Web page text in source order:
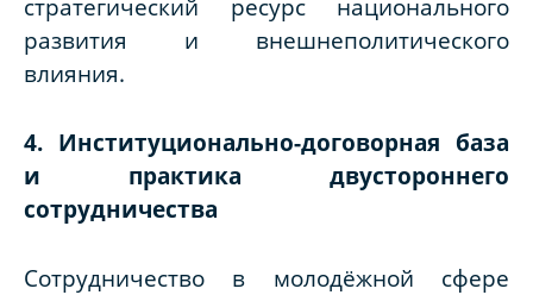
стратегический ресурс национального
развития и внешнеполитического
влияния.
4. Институционально-договорная база
и практика двустороннего
сотрудничества
Сотрудничество в молодёжной сфере